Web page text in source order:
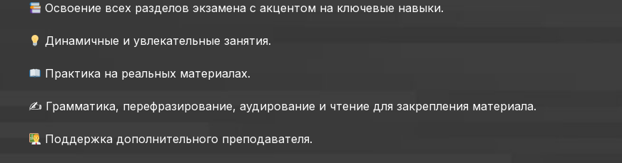
Освоение всех разделов экзамена с акцентом на ключевые навыки.
Динамичные и увлекательные занятия.
Практика на реальных материалах.
✍️ Грамматика, перефразирование, аудирование и чтение для закрепления материала.
Поддержка дополнительного преподавателя.